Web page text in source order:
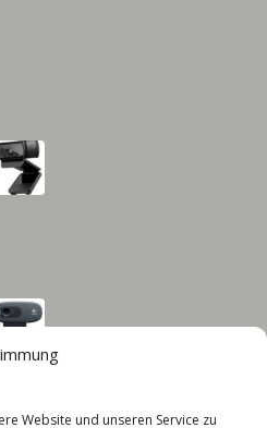
Website und unseren Service zu